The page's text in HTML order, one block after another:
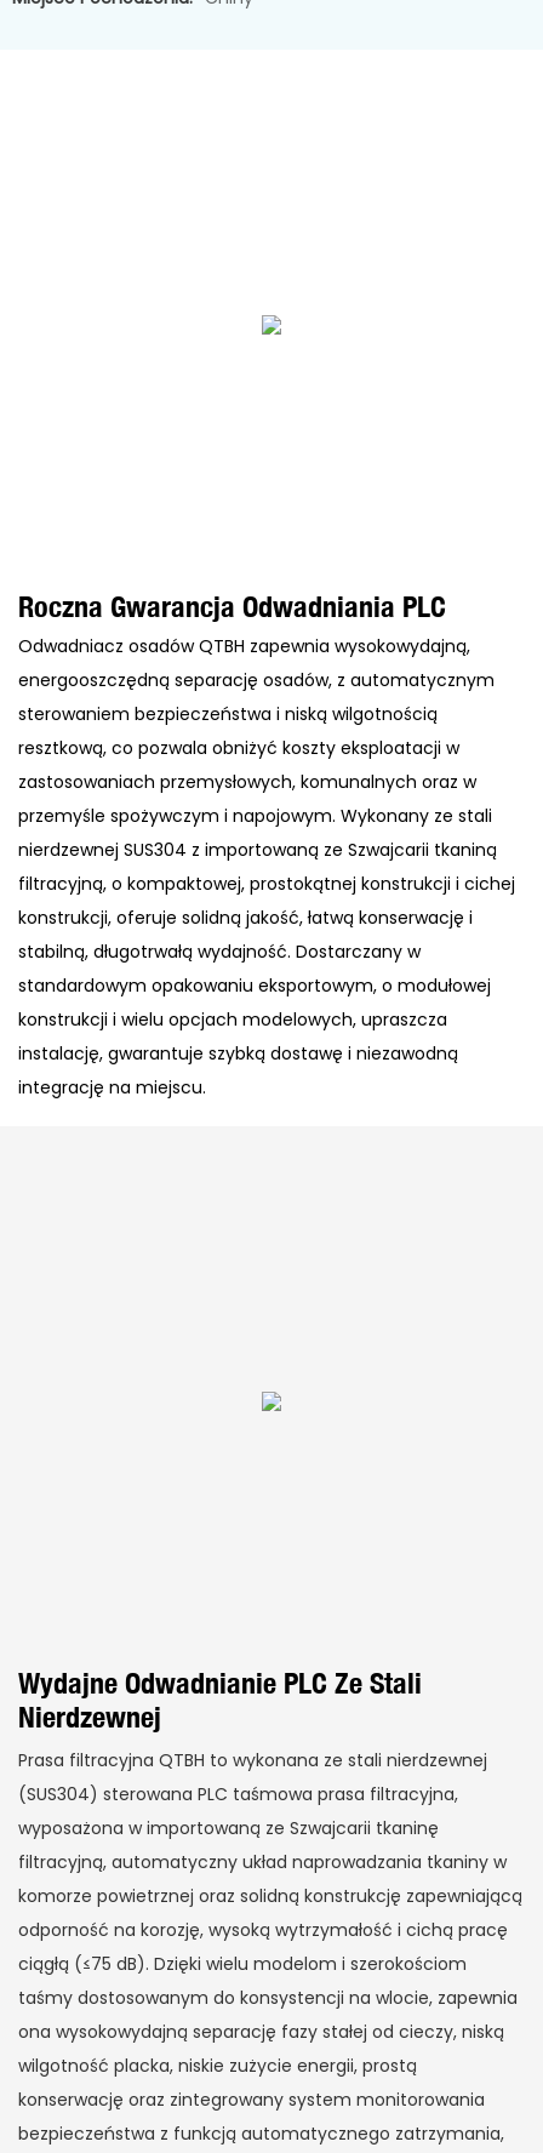
Roczna Gwarancja Odwadniania PLC
Odwadniacz osadów QTBH zapewnia wysokowydajną,
energooszczędną separację osadów, z automatycznym
sterowaniem bezpieczeństwa i niską wilgotnością
resztkową, co pozwala obniżyć koszty eksploatacji w
zastosowaniach przemysłowych, komunalnych oraz w
przemyśle spożywczym i napojowym. Wykonany ze stali
nierdzewnej SUS304 z importowaną ze Szwajcarii tkaniną
filtracyjną, o kompaktowej, prostokątnej konstrukcji i cichej
konstrukcji, oferuje solidną jakość, łatwą konserwację i
stabilną, długotrwałą wydajność. Dostarczany w
standardowym opakowaniu eksportowym, o modułowej
konstrukcji i wielu opcjach modelowych, upraszcza
instalację, gwarantuje szybką dostawę i niezawodną
integrację na miejscu.
Wydajne Odwadnianie PLC Ze Stali
Nierdzewnej
Prasa filtracyjna QTBH to wykonana ze stali nierdzewnej
(SUS304) sterowana PLC taśmowa prasa filtracyjna,
wyposażona w importowaną ze Szwajcarii tkaninę
filtracyjną, automatyczny układ naprowadzania tkaniny w
komorze powietrznej oraz solidną konstrukcję zapewniającą
odporność na korozję, wysoką wytrzymałość i cichą pracę
ciągłą (≤75 dB). Dzięki wielu modelom i szerokościom
taśmy dostosowanym do konsystencji na wlocie, zapewnia
ona wysokowydajną separację fazy stałej od cieczy, niską
wilgotność placka, niskie zużycie energii, prostą
konserwację oraz zintegrowany system monitorowania
bezpieczeństwa z funkcją automatycznego zatrzymania,